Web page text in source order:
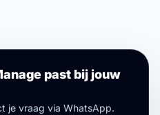
past bij jouw
je vraag via WhatsApp.